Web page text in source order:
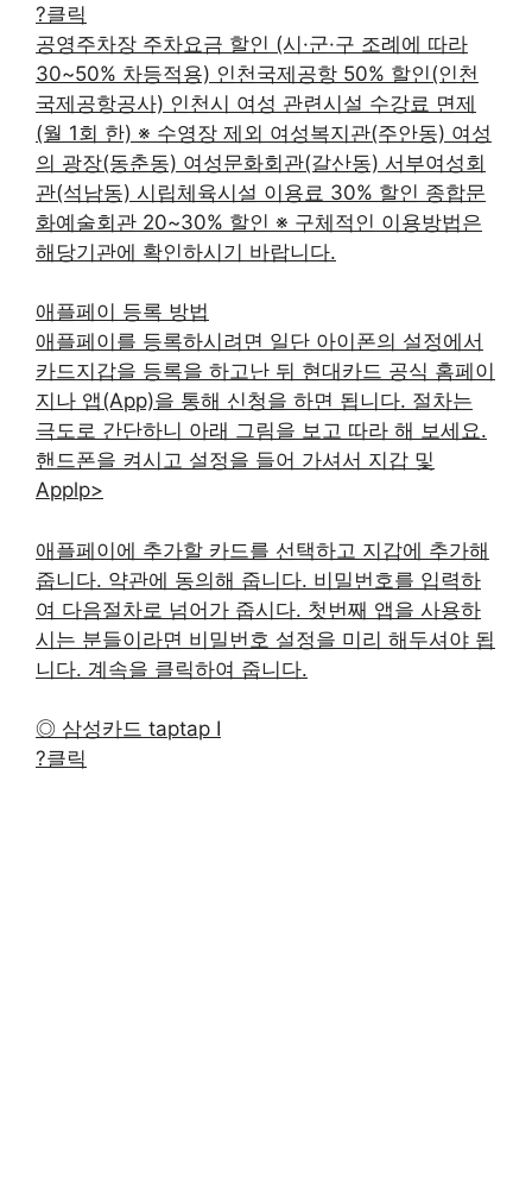
?클릭
공영주차장 주차요금 할인 (시·군·구 조례에 따라
30~50% 차등적용) 인천국제공항 50% 할인(인천
국제공항공사) 인천시 여성 관련시설 수강료 면제
(월 1회 한) ※ 수영장 제외 여성복지관(주안동) 여성
의 광장(동춘동) 여성문화회관(갈산동) 서부여성회
관(석남동) 시립체육시설 이용료 30% 할인 종합문
화예술회관 20~30% 할인 ※ 구체적인 이용방법은
해당기관에 확인하시기 바랍니다.
애플페이 등록 방법
애플페이를 등록하시려면 일단 아이폰의 설정에서
카드지갑을 등록을 하고난 뒤 현대카드 공식 홈페이
지나 앱(App)을 통해 신청을 하면 됩니다. 절차는
극도로 간단하니 아래 그림을 보고 따라 해 보세요.
핸드폰을 켜시고 설정을 들어 가셔서 지갑 및
Applp>
애플페이에 추가할 카드를 선택하고 지갑에 추가해
줍니다. 약관에 동의해 줍니다. 비밀번호를 입력하
여 다음절차로 넘어가 줍시다. 첫번째 앱을 사용하
시는 분들이라면 비밀번호 설정을 미리 해두셔야 됩
니다. 계속을 클릭하여 줍니다.
◎ 삼성카드 taptap I
?클릭